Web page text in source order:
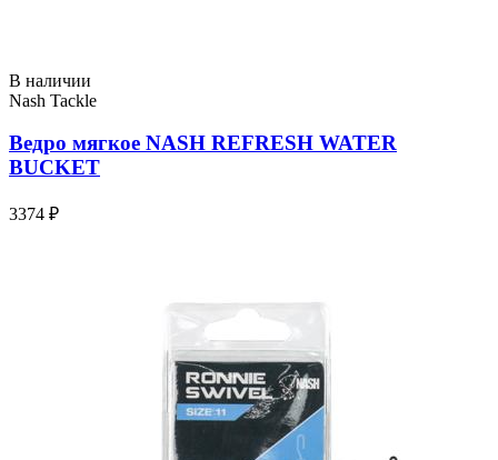
В наличии
Nash Tackle
Ведро мягкое NASH REFRESH WATER
BUCKET
3374 ₽